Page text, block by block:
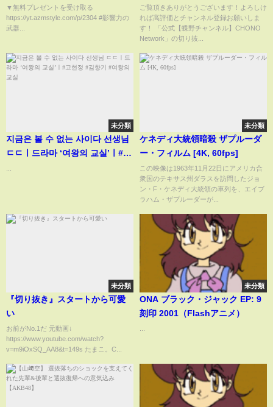
▼無料プレゼントを受け取る
https://yt.azmstyle.com/p/2304 #影響力の
武器...
実際の恋愛事情を大御所ふたり
が大暴露！
ご覧頂きありがとうございます！よろしけ
れば高評価とチャンネル登録お願いしま
す！ 「公式【蝶野チャンネル】CHONO
Network」の切り抜...
未分類
지금은 볼 수 없는 사이다 선생님
ㄷㄷㅣ드라마 ‘여왕의 교실’ㅣ#고
未分類
ケネディ大統領暗殺 ザプルーダ
ー・フィルム [4K, 60fps]
この映像は1963年11月22日にアメリカ合
衆国のテキサス州ダラスを訪問したジョ
ン・F・ケネディ大統領の車列を、エイブ
ラハム・ザプルーダーが...
未分類
『切り抜き』スタートから可愛
い
お前がNo.1だ 元動画↓
https://www.youtube.com/watch?
v=m9iOxSQ_AA8&t=149s たまこ。C...
未分類
ONA ブラック・ジャック EP: 9
刻印 2001（Flashアニメ）